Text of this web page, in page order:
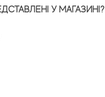
У МАГАЗИНІ?